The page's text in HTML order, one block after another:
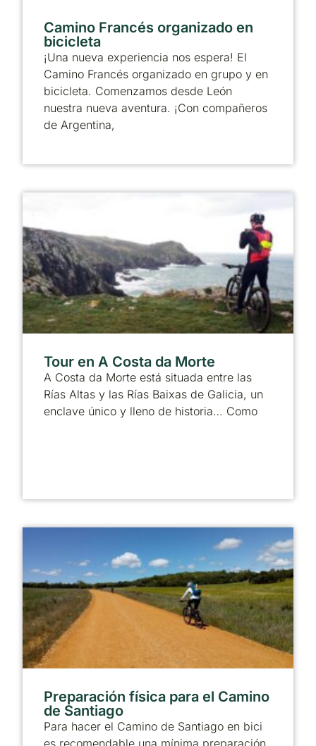
Camino Francés organizado en
bicicleta
¡Una nueva experiencia nos espera! El
Camino Francés organizado en grupo y en
bicicleta. Comenzamos desde León
nuestra nueva aventura. ¡Con compañeros
de Argentina,
Tour en A Costa da Morte
A Costa da Morte está situada entre las
Rías Altas y las Rías Baixas de Galicia, un
enclave único y lleno de historia… Como
Preparación física para el Camino
de Santiago
Para hacer el Camino de Santiago en bici
es recomendable una mínima preparación